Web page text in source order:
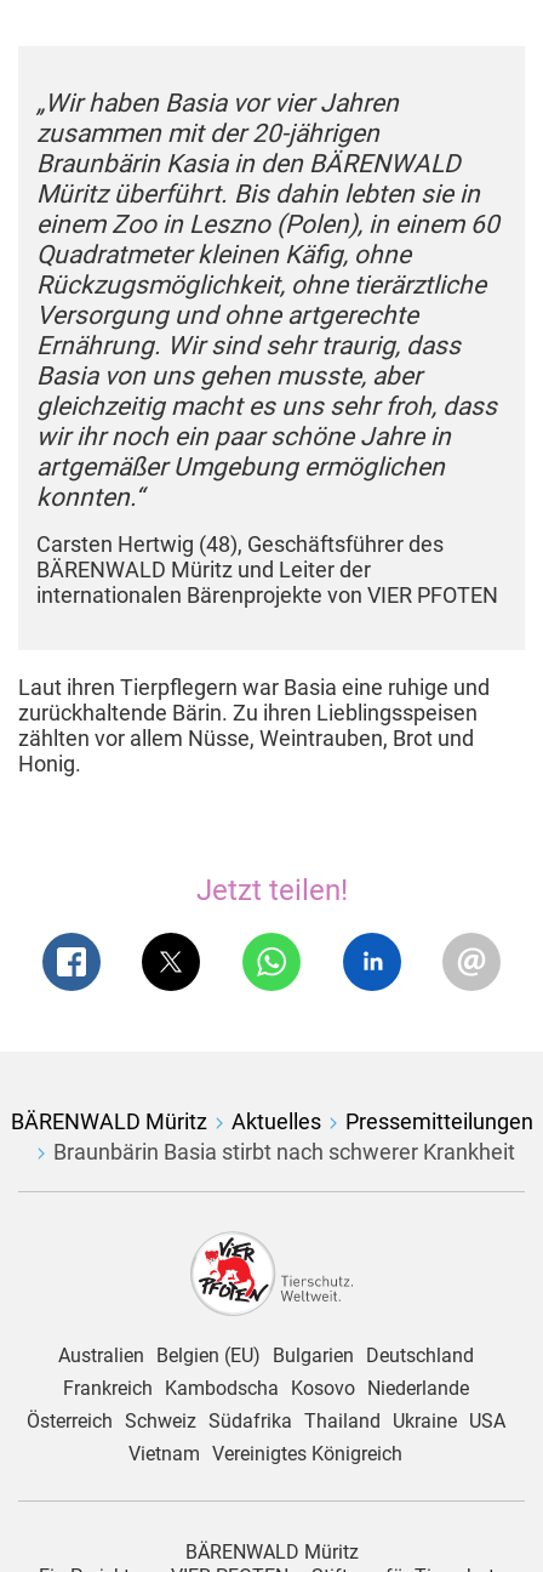
„Wir haben Basia vor vier Jahren
zusammen mit der 20-jährigen
Braunbärin Kasia in den BÄRENWALD
Müritz überführt. Bis dahin lebten sie in
einem Zoo in Leszno (Polen), in einem 60
Quadratmeter kleinen Käfig, ohne
Rückzugsmöglichkeit, ohne tierärztliche
Versorgung und ohne artgerechte
Ernährung. Wir sind sehr traurig, dass
Basia von uns gehen musste, aber
gleichzeitig macht es uns sehr froh, dass
wir ihr noch ein paar schöne Jahre in
artgemäßer Umgebung ermöglichen
konnten.“
Carsten Hertwig (48), Geschäftsführer des
BÄRENWALD Müritz und Leiter der
internationalen Bärenprojekte von VIER PFOTEN
Laut ihren Tierpflegern war Basia eine ruhige und
zurückhaltende Bärin. Zu ihren Lieblingsspeisen
zählten vor allem Nüsse, Weintrauben, Brot und
Honig.
Jetzt teilen!
BÄRENWALD Müritz Aktuelles
Pressemitteilungen
Braunbärin Basia stirbt nach schwerer Krankheit
Australien Belgien (EU) Bulgarien
Deutschland
Frankreich
Kambodscha Kosovo
Niederlande
Österreich Schweiz Südafrika Thailand Ukraine
USA
Vietnam Vereinigtes Königreich
BÄRENWALD Müritz